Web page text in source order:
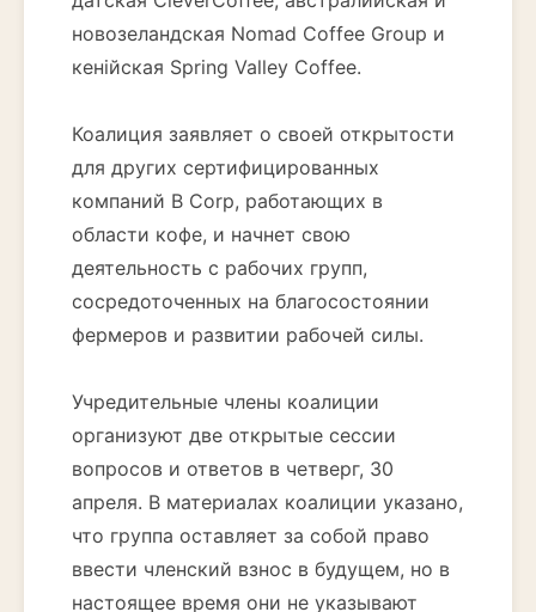
новозеландская Nomad Coffee Group и
кенійская Spring Valley Coffee.
Коалиция заявляет о своей открытости
для других сертифицированных
компаний B Corp, работающих в
области кофе, и начнет свою
деятельность с рабочих групп,
сосредоточенных на благосостоянии
фермеров и развитии рабочей силы.
Учредительные члены коалиции
организуют две открытые сессии
вопросов и ответов в четверг, 30
апреля. В материалах коалиции указано,
что группа оставляет за собой право
ввести членский взнос в будущем, но в
настоящее время они не указывают